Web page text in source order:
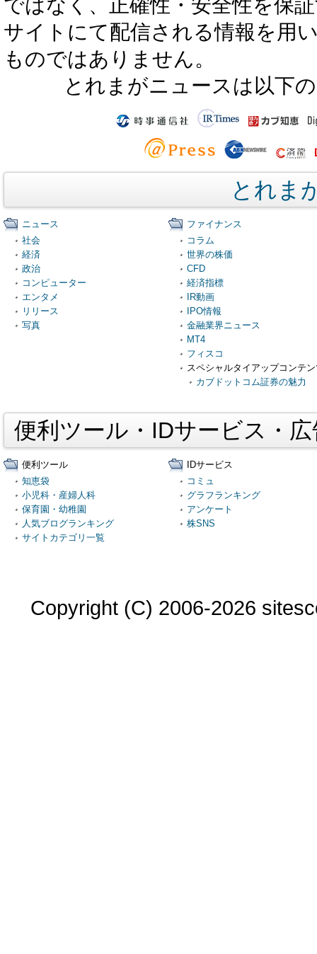
サイトにて配信される情報を用
ものではありません。
とれまがニュースは以下
とれま
ニュース
社会
経済
政治
コンピューター
エンタメ
リリース
写真
ファイナンス
コラム
世界の株価
CFD
経済指標
IR動画
IPO情報
金融業界ニュース
MT4
フィスコ
スペシャルタイアップコンテ
カブドットコム証券の魅力
便利ツール・IDサービス・
便利ツール
知恵袋
小児科・産婦人科
保育園・幼稚園
人気ブログランキング
サイトカテゴリ一覧
IDサービス
コミュ
グラフランキング
アンケート
株SNS
Copyright (C) 2006-2026